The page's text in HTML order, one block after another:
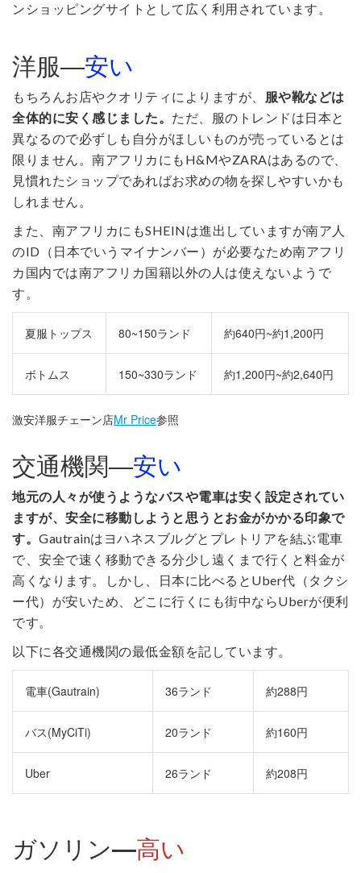
ンショッピングサイトとして広く利用されています。
洋服―安い
もちろんお店やクオリティによりますが、 服や靴などは
全体的に安く感じました。 ただ、服のトレンドは日本と
異なるので必ずしも自分がほしいものが売っているとは
限りません。南アフリカにもH&MやZARAはあるので、
見慣れたショップであればお求めの物を探しやすいかも
しれません。
また、南アフリカにもSHEINは進出していますが南ア人
のID（日本でいうマイナンバー）が必要なため南アフリ
カ国内では南アフリカ国籍以外の人は使えないようで
す。
夏服トップス 80~150ランド 約640円~約1,200円
ボトムス 150~330ランド 約1,200円~約2,640円
激安洋服チェーン店Mr Price参照
交通機関―安い
地元の人々が使うようなバスや電車は安く設定されてい
ますが、安全に移動しようと思うとお金がかかる印象で
す。 Gautrainはヨハネスブルグとプレトリアを結ぶ電車
で、安全で速く移動できる分少し遠くまで行くと料金が
高くなります。しかし、日本に比べるとUber代（タクシ
ー代）が安いため、どこに行くにも街中ならUberが便利
です。
以下に各交通機関の最低金額を記しています。
電車(Gautrain) 36ランド 約288円
バス(MyCiTi) 20ランド 約160円
Uber 26ランド 約208円
ガソリン―高い